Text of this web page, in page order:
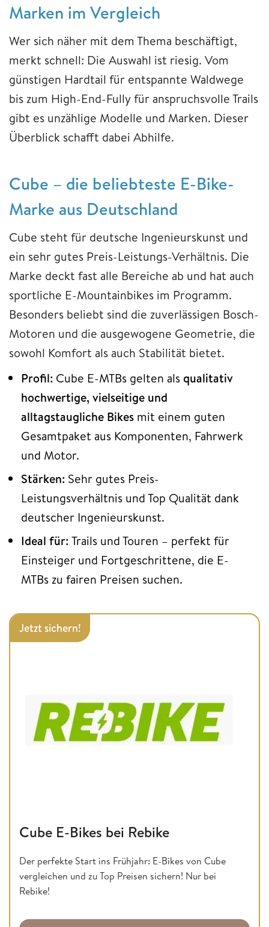
Marken im Vergleich
Wer sich näher mit dem Thema beschäftigt,
merkt schnell: Die Auswahl ist riesig. Vom
günstigen Hardtail für entspannte Waldwege
bis zum High-End-Fully für anspruchsvolle Trails
gibt es unzählige Modelle und Marken. Dieser
Überblick schafft dabei Abhilfe.
Cube – die beliebteste E-Bike-
Marke aus Deutschland
Cube steht für deutsche Ingenieurskunst und
ein sehr gutes Preis-Leistungs-Verhältnis. Die
Marke deckt fast alle Bereiche ab und hat auch
sportliche E-Mountainbikes im Programm.
Besonders beliebt sind die zuverlässigen Bosch-
Motoren und die ausgewogene Geometrie, die
sowohl Komfort als auch Stabilität bietet.
Profil: Cube E-MTBs gelten als qualitativ
hochwertige, vielseitige und
alltagstaugliche Bikes mit einem guten
Gesamtpaket aus Komponenten, Fahrwerk
und Motor.
Stärken: Sehr gutes Preis-
Leistungsverhältnis und Top Qualität dank
deutscher Ingenieurskunst.
Ideal für: Trails und Touren – perfekt für
Einsteiger und Fortgeschrittene, die E-
MTBs zu fairen Preisen suchen.
Jetzt sichern!
Cube E-Bikes bei Rebike
Der perfekte Start ins Frühjahr: E-Bikes von Cube
vergleichen und zu Top Preisen sichern! Nur bei
Rebike!